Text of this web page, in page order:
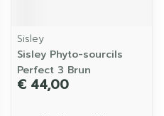
Sisley
Sisley Phyto-sourcils
Perfect 3 Brun
€ 44,00